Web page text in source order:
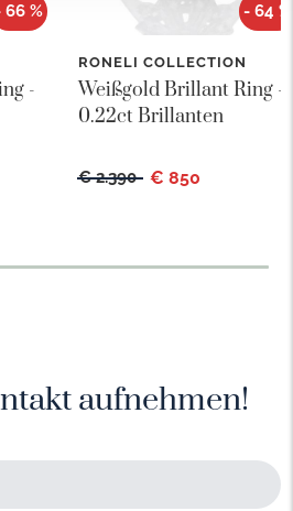
66 %
-
- 64 %
RONELI COLLECTION
Weißgold Brillant Ring -
0.22ct Brillanten
€ 2.390 € 850
aufnehmen!